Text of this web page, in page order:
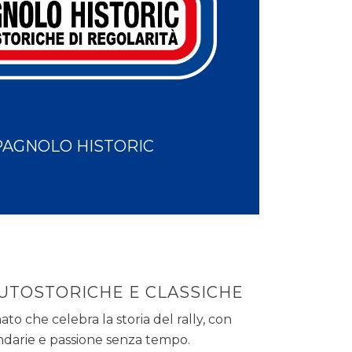
HISTORIC
E CLASSICHE
che celebra la storia del rally, con
e passione senza tempo.